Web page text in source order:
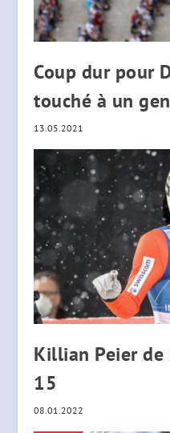
Coup dur pour
touché à un
13.05.2021
Killian Peier
15
08.01.2022